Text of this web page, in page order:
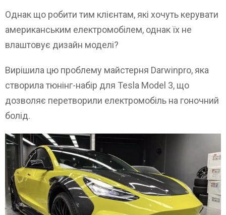
Однак що робити тим клієнтам, які хочуть керувати
американським електромобілем, однак їх не
влаштовує дизайн моделі?
Вирішила цю проблему майстерня Darwinpro, яка
створила тюнінг-набір для Tesla Model 3, що
дозволяє перетворили електромобіль на гоночний
болід.